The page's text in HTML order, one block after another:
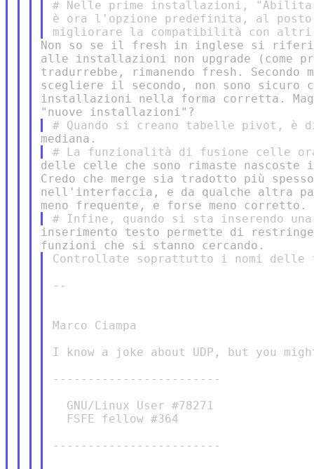
# Nelle prime installazioni,
è ora l'opzione predefinita, al
Non so se il fresh in inglese si
alle installazioni non upgrade (come
tradurrebbe, rimanendo fresh. Secondo
scegliere il secondo, non sono
installazioni nella forma corretta.
delle celle che sono rimaste
Credo che merge sia tradotto più
nell'interfaccia, e da qualche altra
inserimento testo permette di
Controllate soprattutto i nomi
--
Marco Ciampa
I know a joke about UDP, but you
------------------------
  GNU/Linux User #78271
  FSFE fellow #364
------------------------